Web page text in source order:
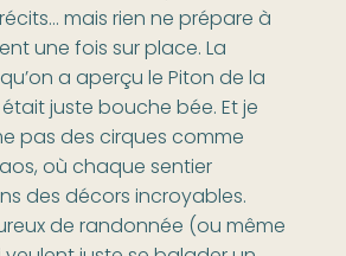
mais rien ne prépare à
une fois sur place. La
a aperçu le Piton de la
juste bouche bée. Et je
pas des cirques comme
où chaque sentier
des décors incroyables.
de randonnée (ou même